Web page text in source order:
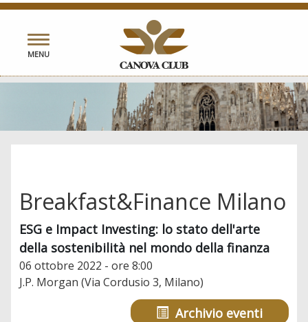
Toggle
navigation
MENU
Breakfast&Finance Milano
ESG e Impact Investing: lo stato dell'arte
della sostenibilità nel mondo della finanza
06 ottobre 2022 - ore 8:00
J.P. Morgan (Via Cordusio 3, Milano)
Archivio eventi